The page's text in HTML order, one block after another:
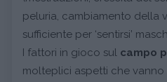
peluria, cambiamento della
sufficiente per ‘sentirsi’
I fattori in gioco sul campo
molteplici aspetti che